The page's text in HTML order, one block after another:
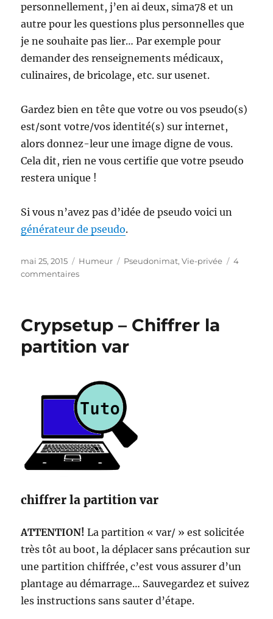
personnellement, j’en ai deux, sima78 et un
autre pour les questions plus personnelles que
je ne souhaite pas lier… Par exemple pour
demander des renseignements médicaux,
culinaires, de bricolage, etc. sur usenet.
Gardez bien en tête que votre ou vos pseudo(s)
est/sont votre/vos identité(s) sur internet,
alors donnez-leur une image digne de vous.
Cela dit, rien ne vous certifie que votre pseudo
restera unique !
Si vous n’avez pas d’idée de pseudo voici un
générateur de pseudo.
Publié
le
mai 25, 2015 Catégories
Humeur Étiquettes
Pseudonimat,Vie-privée
4
commentairessur
internet
la
Crypsetup – Chiffrer la
partition var
chiffrer la partition var
ATTENTION! La partition « var/ » est solicitée
très tôt au boot, la déplacer sans précaution sur
une partition chiffrée, c’est vous assurer d’un
plantage au démarrage… Sauvegardez et suivez
les instructions sans sauter d’étape.